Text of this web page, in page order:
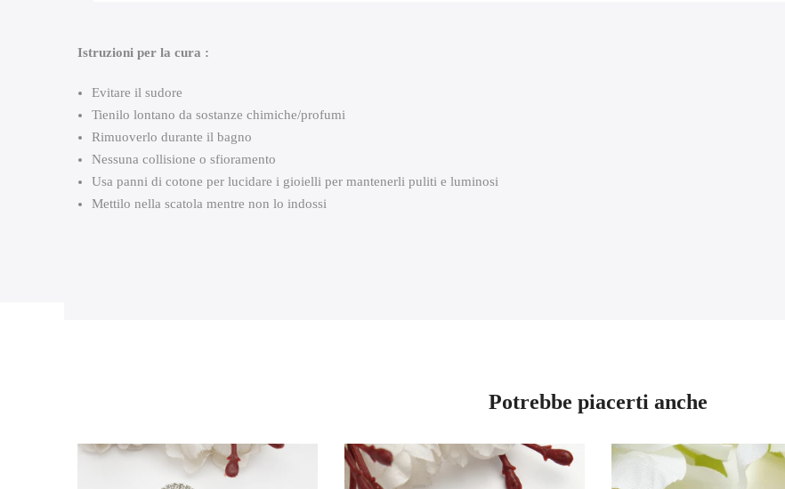
Istruzioni per la cura :
Evitare il sudore
Tienilo lontano da sostanze chimiche/profumi
Rimuoverlo durante il bagno
Nessuna collisione o sfioramento
Usa panni di cotone per lucidare i gioielli per mantenerli puliti e luminosi
Mettilo nella scatola mentre non lo indossi
Potrebbe piacerti anche